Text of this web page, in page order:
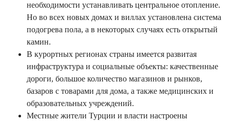
необходимости устанавливать центральное отопление.
Но во всех новых домах и виллах установлена ​​система
подогрева пола, а в некоторых случаях есть открытый
камин.
В курортных регионах страны имеется развитая
инфраструктура и социальные объекты: качественные
дороги, большое количество магазинов и рынков,
базаров с товарами для дома, а также медицинских и
образовательных учреждений.
Местные жители Турции и власти настроены